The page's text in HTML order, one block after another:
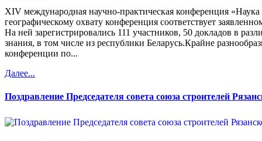
XIV международная научно-практическая конференция
географическому охвату конференция соответствует
На ней зарегистрировались 111 участников, 50 докладов в
знания, в том числе из республики Беларусь.Крайне
конференции по...
Далее...
Поздравление Председателя совета союза строителей